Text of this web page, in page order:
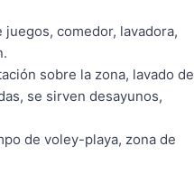
comedor, lavadora,
sobre la zona, lavado de
se sirven desayunos,
de voley-playa, zona de